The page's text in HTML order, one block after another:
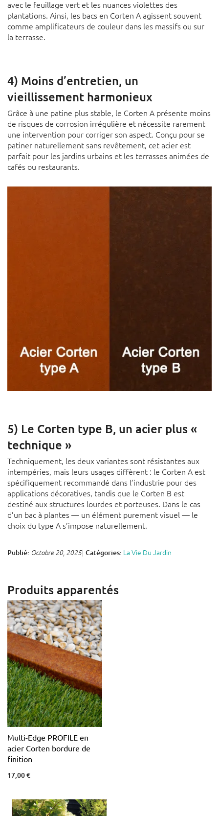
avec le feuillage vert et les nuances violettes des
plantations. Ainsi, les bacs en Corten A agissent souvent
comme amplificateurs de couleur dans les massifs ou sur
la terrasse.
4) Moins d’entretien, un
vieillissement harmonieux
Grâce à une patine plus stable, le Corten A présente moins
de risques de corrosion irrégulière et nécessite rarement
une intervention pour corriger son aspect. Conçu pour se
patiner naturellement sans revêtement, cet acier est
parfait pour les jardins urbains et les terrasses animées de
cafés ou restaurants.
5) Le Corten type B, un acier plus «
technique »
Techniquement, les deux variantes sont résistantes aux
intempéries, mais leurs usages diffèrent : le Corten A est
spécifiquement recommandé dans l’industrie pour des
applications décoratives, tandis que le Corten B est
destiné aux structures lourdes et porteuses. Dans le cas
d’un bac à plantes — un élément purement visuel — le
choix du type A s’impose naturellement.
Publié: Octobre 20, 2025 Catégories: La Vie Du Jardin
Produits apparentés
Multi-Edge PROFILE en
acier Corten bordure de
finition
17,00 €